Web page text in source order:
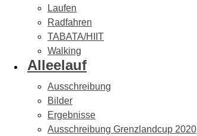
Laufen
Radfahren
TABATA/HIIT
Walking
Alleelauf
Ausschreibung
Bilder
Ergebnisse
Ausschreibung Grenzlandcup 2020